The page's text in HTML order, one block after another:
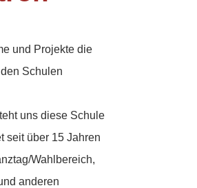
und Projekte die
Schulen
uns diese Schule
seit über 15 Jahren
Wahlbereich,
anderen